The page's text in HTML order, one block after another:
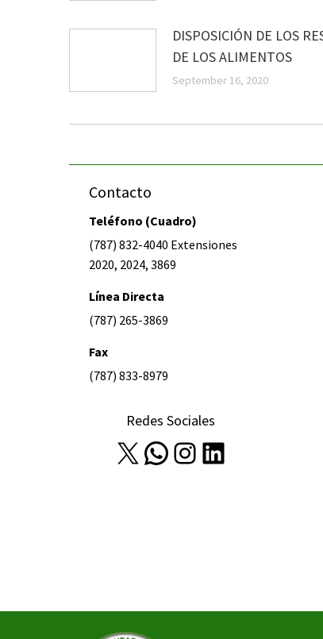
DISPOSICIÓN DE LOS
DE LOS ALIMENTOS
September 16, 2020
Contacto
Teléfono (Cuadro)
(787) 832-4040 Extensiones
2020, 2024, 3869
Línea Directa
(787) 265-3869
Fax
(787) 833-8979
Redes Sociales
X WhatsApp Instagram LinkedIn